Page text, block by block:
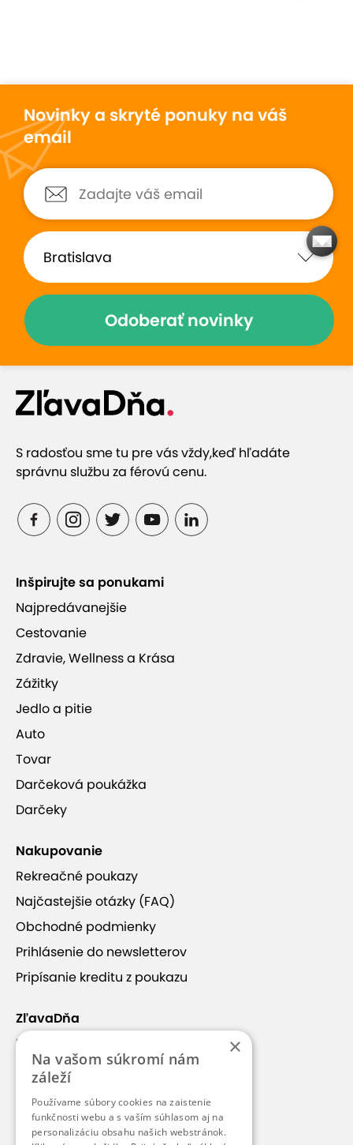
Novinky a skryté ponuky na váš
email
Odoberať novinky
S radosťou sme tu pre vás vždy,keď hľadáte
správnu službu za férovú cenu.
Inšpirujte sa ponukami
Najpredávanejšie
Cestovanie
Zdravie, Wellness a Krása
Zážitky
Jedlo a pitie
Auto
Tovar
Darčeková poukážka
Darčeky
Nakupovanie
Rekreačné poukazy
Najčastejšie otázky (FAQ)
Obchodné podmienky
Prihlásenie do newsletterov
Pripísanie kreditu z poukazu
ZľavaDňa
Náš príbeh
Kontakt
Kariéra
Blog
×
Na vašom súkromí nám
záleží
Používame súbory cookies na zaistenie
funkčnosti webu a s vaším súhlasom aj na
personalizáciu obsahu našich webstránok.